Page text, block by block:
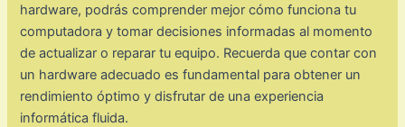
hardware, podrás comprender mejor cómo funciona tu
computadora y tomar decisiones informadas al momento
de actualizar o reparar tu equipo. Recuerda que contar con
un hardware adecuado es fundamental para obtener un
rendimiento óptimo y disfrutar de una experiencia
informática fluida.